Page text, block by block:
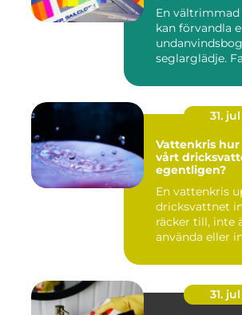
En vältrimmad
kan förvandla
seglarglädje.
31. jul
Vattenkris hur sårbart är
vårt
egentligen?
En vattenkris
dricksvattnet
räcker till, inte
använda eller
31. jul